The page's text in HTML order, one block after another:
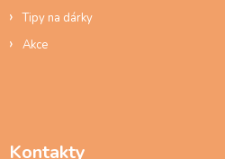
Tipy na dárky
Akce
Kontakty